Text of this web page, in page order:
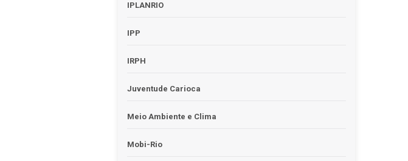
IPLANRIO
IPP
IRPH
Juventude Carioca
Meio Ambiente e Clima
Mobi-Rio